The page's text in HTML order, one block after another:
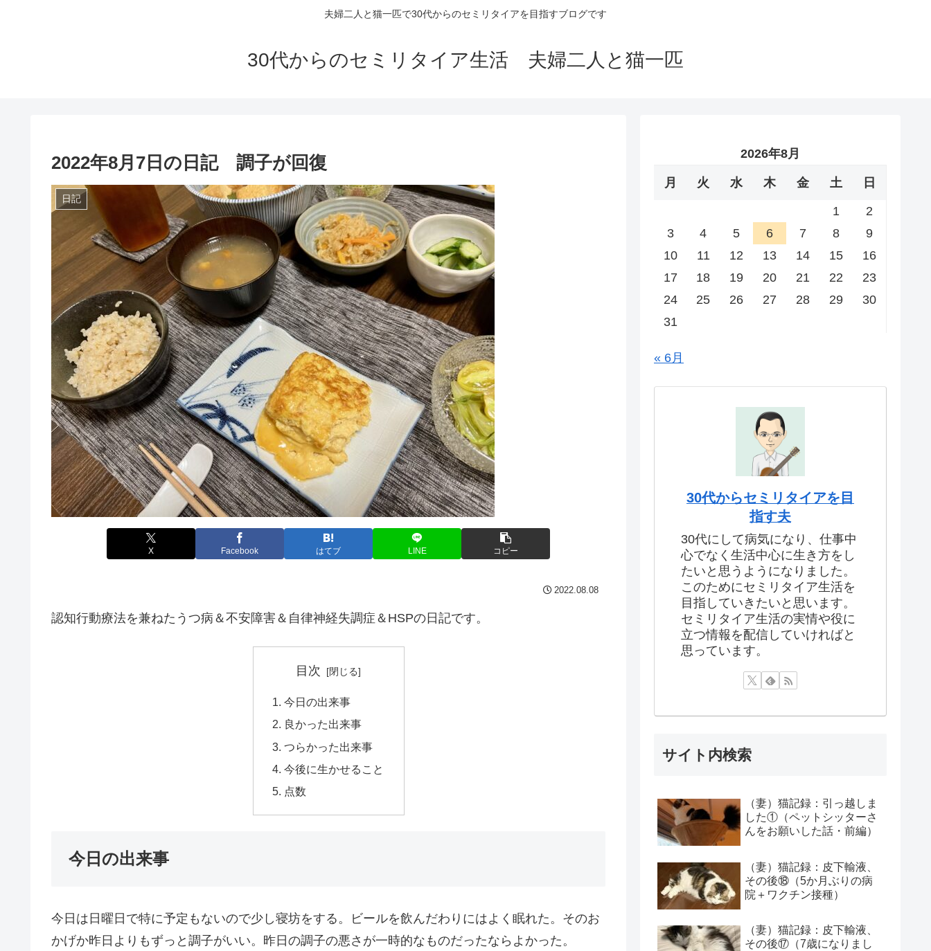
夫婦二人と猫一匹で30代からのセミリタイアを目指すブログです
30代からのセミリタイア生活 夫婦二人と猫一匹
2022年8月7日の日記 調子が回復
日記
X Facebook はてブ LINE コピー
2022.08.08
認知行動療法を兼ねたうつ病＆不安障害＆自律神経失調症＆HSPの日記です。
目次
今日の出来事
良かった出来事
つらかった出来事
今後に生かせること
点数
今日の出来事
今日は日曜日で特に予定もないので少し寝坊をする。ビールを飲んだわりにはよく眠れた。そのお
かげか昨日よりもずっと調子がいい。昨日の調子の悪さが一時的なものだったならよかった。
2026年8月
月 火 水 木 金 土 日
1
2
3
4 5 6 7 8
9
10
11 12 13 14 15
16
17
18 19 20 21 22
23
24
25 26 27 28 29
30
31
« 6月
30代からセミリタイアを目
指す夫
30代にして病気になり、仕事中
心でなく生活中心に生き方をし
たいと思うようになりました。
このためにセミリタイア生活を
目指していきたいと思います。
セミリタイア生活の実情や役に
立つ情報を配信していければと
思っています。
サイト内検索
（妻）猫記録：引っ越しま
した①（ペットシッターさ
んをお願いした話・前編）
（妻）猫記録：皮下輸液、
その後⑱（5か月ぶりの病
院＋ワクチン接種）
（妻）猫記録：皮下輸液、
その後⑰（7歳になりまし